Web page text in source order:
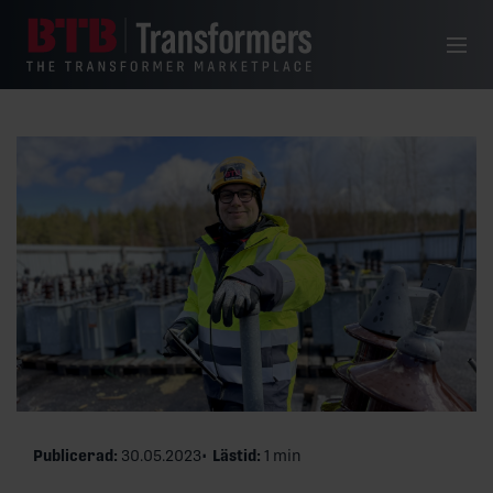
Meny
Publicerad: 30.05.2023 Lästid: 1 min